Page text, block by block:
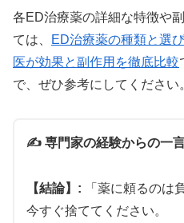
🌟 ウデナイト：韓国
⏳
11〜13時間 の超長
各ED治療薬の詳細な特徴や
ては、
ED治療薬の種類と選
医が効果と副作用を徹底比較
で、ぜひ参考にしてください
✍️ 専門家の経験からの一
【結論】: 「薬に頼るのは
今すぐ捨ててください。